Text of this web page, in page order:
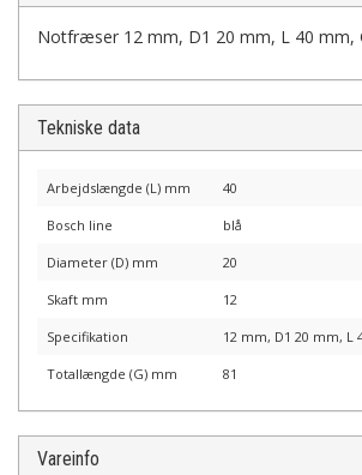
Notfræser 12 mm, D1 20 mm, L 40 mm,
Tekniske data
Arbejdslængde (L) mm 40
Bosch line blå
Diameter (D) mm 20
Skaft mm 12
Specifikation 12 mm, D1 20 mm, L
Totallængde (G) mm 81
Vareinfo